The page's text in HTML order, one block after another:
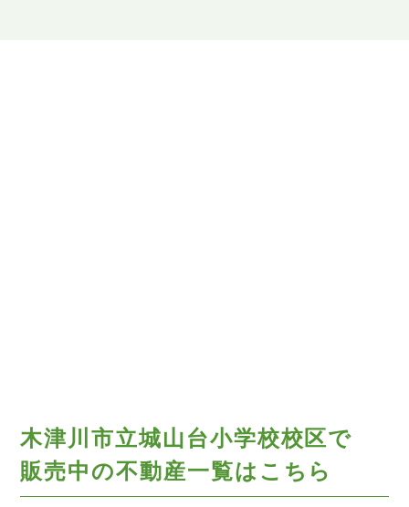
木津川市立城山台小学校校区で
販売中の不動産一覧はこちら